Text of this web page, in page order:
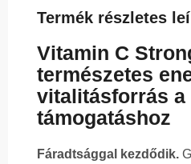
Termék részletes
Vitamin C
természetes
vitalitásforrás a
támogatáshoz
Fáradtsággal kezdődik.